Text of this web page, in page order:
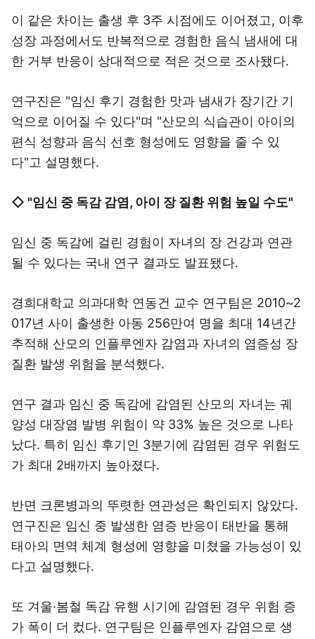
이 같은 차이는 출생 후 3주 시점에도 이어졌고, 이후
성장 과정에서도 반복적으로 경험한 음식 냄새에 대
한 거부 반응이 상대적으로 적은 것으로 조사됐다.
연구진은 "임신 후기 경험한 맛과 냄새가 장기간 기
억으로 이어질 수 있다"며 "산모의 식습관이 아이의
편식 성향과 음식 선호 형성에도 영향을 줄 수 있
다"고 설명했다.
◇ "임신 중 독감 감염, 아이 장 질환 위험 높일 수도"
임신 중 독감에 걸린 경험이 자녀의 장 건강과 연관
될 수 있다는 국내 연구 결과도 발표됐다.
경희대학교 의과대학 연동건 교수 연구팀은 2010~2
017년 사이 출생한 아동 256만여 명을 최대 14년간
추적해 산모의 인플루엔자 감염과 자녀의 염증성 장
질환 발생 위험을 분석했다.
연구 결과 임신 중 독감에 감염된 산모의 자녀는 궤
양성 대장염 발병 위험이 약 33% 높은 것으로 나타
났다. 특히 임신 후기인 3분기에 감염된 경우 위험도
가 최대 2배까지 높아졌다.
반면 크론병과의 뚜렷한 연관성은 확인되지 않았다.
연구진은 임신 중 발생한 염증 반응이 태반을 통해
태아의 면역 체계 형성에 영향을 미쳤을 가능성이 있
다고 설명했다.
또 겨울·봄철 독감 유행 시기에 감염된 경우 위험 증
가 폭이 더 컸다. 연구팀은 인플루엔자 감염으로 생